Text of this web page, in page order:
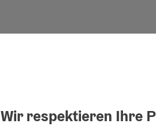
Ihre
Wir respektieren Ihre